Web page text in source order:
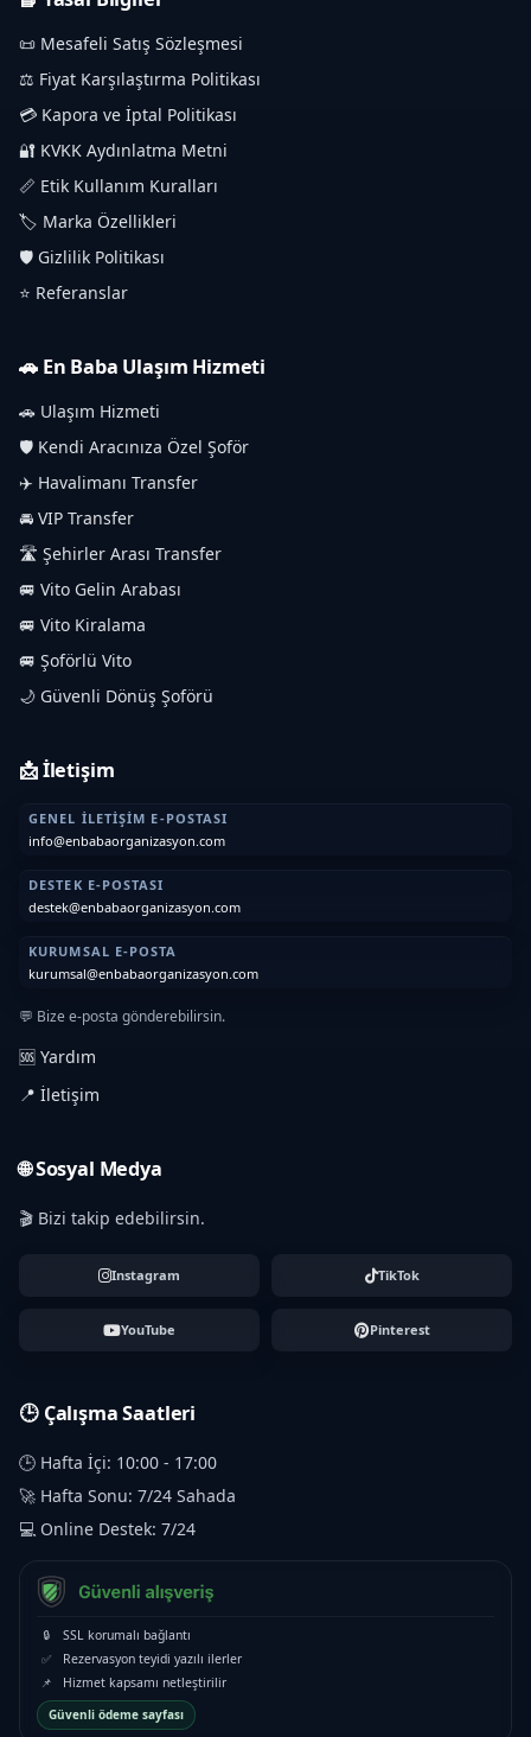
📜 Mesafeli Satış Sözleşmesi
⚖️ Fiyat Karşılaştırma Politikası
💳 Kapora ve İptal Politikası
🔐 KVKK Aydınlatma Metni
📏 Etik Kullanım Kuralları
🏷️ Marka Özellikleri
🛡️ Gizlilik Politikası
⭐ Referanslar
🚗 En Baba Ulaşım Hizmeti
🚗 Ulaşım Hizmeti
🛡️ Kendi Aracınıza Özel Şoför
✈️ Havalimanı Transfer
🚘 VIP Transfer
🛣️ Şehirler Arası Transfer
🚐 Vito Gelin Arabası
🚐 Vito Kiralama
🚐 Şoförlü Vito
🌙 Güvenli Dönüş Şoförü
📩 İletişim
GENEL İLETIŞIM E-POSTASI
info@enbabaorganizasyon.com
DESTEK E-POSTASI
destek@enbabaorganizasyon.com
KURUMSAL E-POSTA
kurumsal@enbabaorganizasyon.com
💬 Bize e-posta gönderebilirsin.
🆘 Yardım
📍 İletişim
🌐 Sosyal Medya
🎬 Bizi takip edebilirsin.
Instagram TikTok
YouTube Pinterest
🕒 Çalışma Saatleri
🕒 Hafta İçi: 10:00 - 17:00
🚀 Hafta Sonu: 7/24 Sahada
💻 Online Destek: 7/24
🔒
SSL korumalı bağlantı
✅
Rezervasyon teyidi yazılı ilerler
📌
Hizmet kapsamı netleştirilir
Güvenli ödeme sayfası